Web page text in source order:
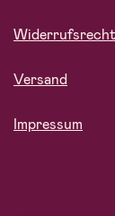
Versand
Impressum